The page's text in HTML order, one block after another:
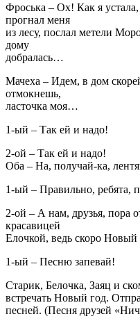
Фроська – Ох! Как я
прогнал меня
из лесу, послал метели
дому
добралась…
Мачеха – Идем, в дом
отмокнешь,
ласточка моя…
1-ый – Так ей и надо!
2-ой – Так ей и надо!
Оба – На, получай-ка,
1-ый – Правильно, ребята,
2-ой – А нам, друзья, пора
красавицей
Елочкой, ведь скоро Новый
1-ый – Песню запевай!
Старик, Белочка, Заяц и
встречать Новый год.
песней. (Песня друзей